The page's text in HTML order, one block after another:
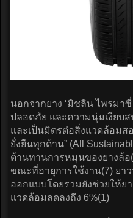
นอกจากยาง ‘มิชลิน ไพรมา
ปลอดภัย และความนุ่มเงียบส
และเป็นมิตรต่อสิ่งแวดล้อมส
ยั่งยืนทุกด้าน” (All
ต้านทานการหมุนของยางล้
ขณะที่อายุการใช้งาน(7) ยา
ออกแบบโดยรวมยังช่วยให้ย
แวดล้อมลดลงถึง 6%(1)